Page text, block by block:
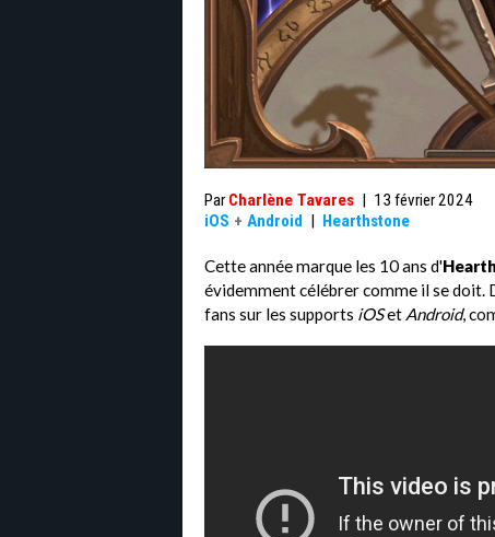
Par Charlène Tavares | 13 février 2024
iOS + Android | Hearthstone
Cette année marque les 10 ans d'
évidemment célébrer comme il se doit.
fans sur les supports iOSet Android,